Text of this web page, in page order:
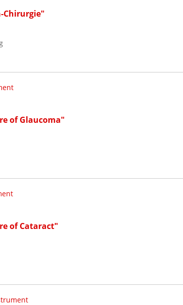
Chirurgie"
of Glaucoma"
of Cataract"